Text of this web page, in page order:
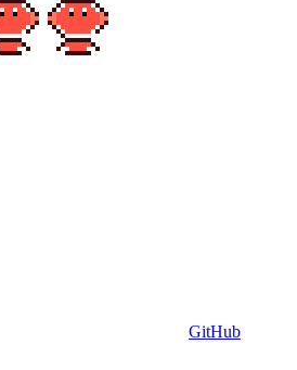
GitHub